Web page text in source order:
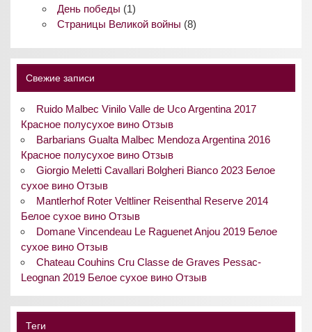
День победы (1)
Страницы Великой войны (8)
Свежие записи
Ruido Malbec Vinilo Valle de Uco Argentina 2017
Красное полусухое вино Отзыв
Barbarians Gualta Malbec Mendoza Argentina 2016
Красное полусухое вино Отзыв
Giorgio Meletti Cavallari Bolgheri Bianco 2023 Белое
сухое вино Отзыв
Mantlerhof Roter Veltliner Reisenthal Reserve 2014
Белое сухое вино Отзыв
Domane Vincendeau Le Raguenet Anjou 2019 Белое
сухое вино Отзыв
Chateau Couhins Cru Classe de Graves Pessac-
Leognan 2019 Белое сухое вино Отзыв
Теги